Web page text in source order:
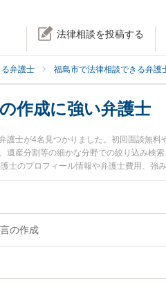
法律相談を投稿する
弁護士 福島市で法律相談できる弁護
作成に強い弁護士
護士が4名見つかりました。初回面談無
遺産分割等の細かな分野での絞り込み検
士のプロフィール情報や弁護士費用、
書遺言の作成のトラブル解決の実績豊富
の相談者さんにおすすめです。
の作成